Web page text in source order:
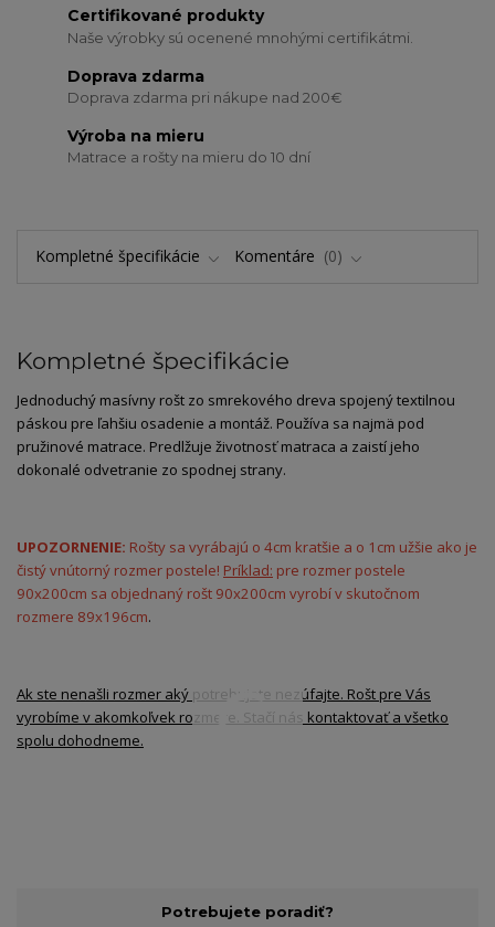
Certifikované produkty
Naše výrobky sú ocenené mnohými certifikátmi.
Doprava zdarma
Doprava zdarma pri nákupe nad 200€
Výroba na mieru
Matrace a rošty na mieru do 10 dní
Kompletné špecifikácie Komentáre 0
Kompletné špecifikácie
Jednoduchý masívny rošt zo smrekového dreva spojený textilnou
páskou pre ľahšiu osadenie a montáž. Používa sa najmä pod
pružinové matrace. Predlžuje životnosť matraca a zaistí jeho
dokonalé odvetranie zo spodnej strany.
UPOZORNENIE: Rošty sa vyrábajú o 4cm kratšie a o 1cm užšie ako je
čistý vnútorný rozmer postele! Príklad: pre rozmer postele
90x200cm sa objednaný rošt 90x200cm vyrobí v skutočnom
rozmere 89x196cm.
Ak ste nenašli rozmer aký potrebujete nezúfajte. Rošt pre Vás
vyrobíme v akomkoľvek rozmere. Stačí nás kontaktovať a všetko
spolu dohodneme.
Potrebujete poradiť?